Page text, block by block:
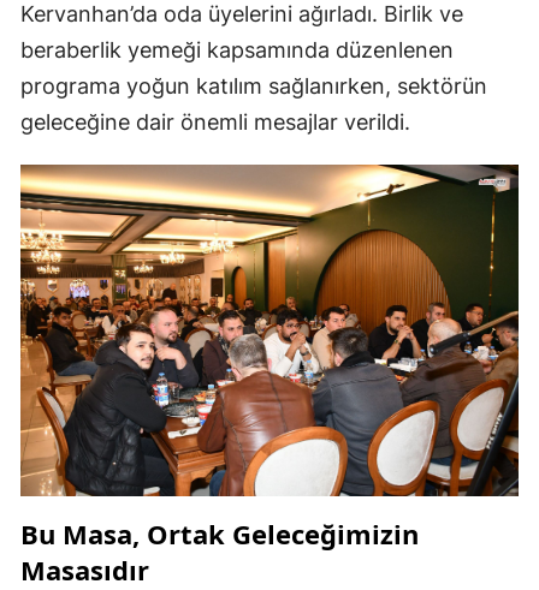
Kervanhan’da oda üyelerini ağırladı. Birlik ve
beraberlik yemeği kapsamında düzenlenen
programa yoğun katılım sağlanırken, sektörün
geleceğine dair önemli mesajlar verildi.
Bu Masa, Ortak Geleceğimizin
Masasıdır